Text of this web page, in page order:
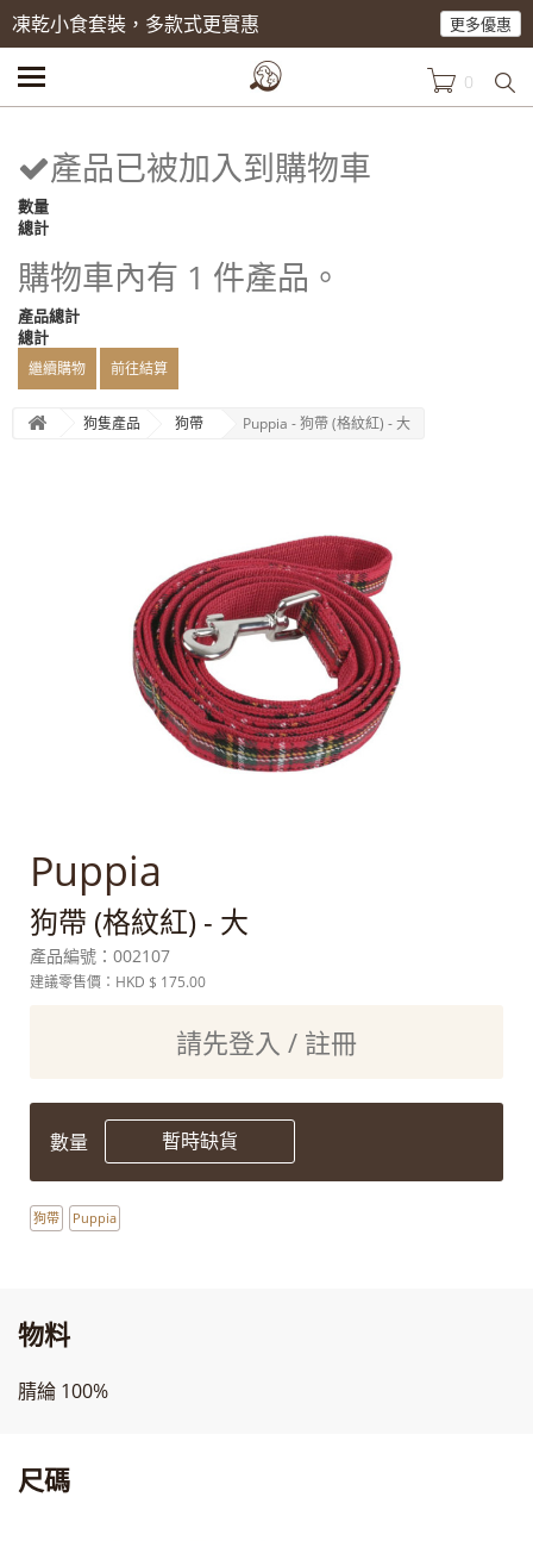
凍乾小食套裝，多款式更實惠 更多優惠
0
產品已被加入到購物車
數量
總計
購物車內有 1 件產品。
產品總計
總計
繼續購物 前往結算
狗隻產品 狗帶 Puppia - 狗帶 (格紋紅) - 大
Puppia
狗帶 (格紋紅) - 大
產品編號： 002107
建議零售價：HKD $ 175.00
請先登入 / 註冊
數量 暫時缺貨
狗帶 Puppia
物料
腈綸 100%
尺碼